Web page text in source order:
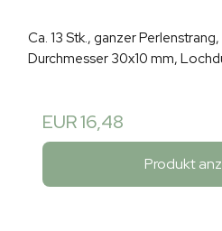
Ca. 13 Stk., ganzer
Durchmesser 30x10 mm,
EUR 16,48
Produkt